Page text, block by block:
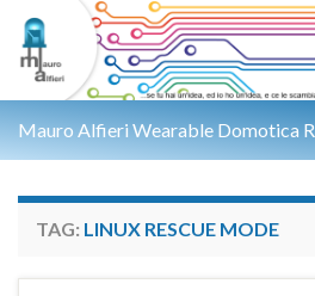
Mauro Alfieri Wearable Domotica
TAG: LINUX RESCUE MODE